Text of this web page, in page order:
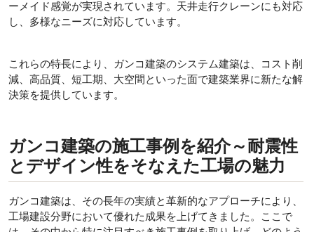
ーメイド感覚が実現されています。天井走行クレーンにも対応
し、多様なニーズに対応しています。
これらの特長により、ガンコ建築のシステム建築は、コスト削
減、高品質、短工期、大空間といった面で建築業界に新たな解
決策を提供しています。
ガンコ建築の施工事例を紹介～耐震性
とデザイン性をそなえた工場の魅力
ガンコ建築は、その長年の実績と革新的なアプローチにより、
工場建設分野において優れた成果を上げてきました。ここで